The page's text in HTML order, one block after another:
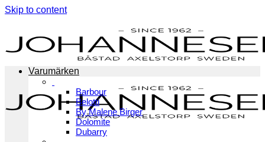
Skip to content
Varumärken
Barbour
Belotti
By Malene Birger
Dolomite
Dubarry